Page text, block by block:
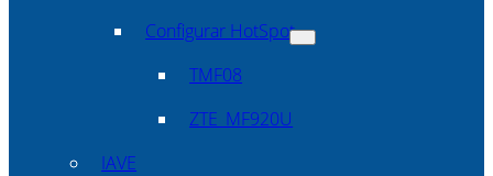
Configurar HotSpot
TMF08
ZTE_MF920U
IAVE